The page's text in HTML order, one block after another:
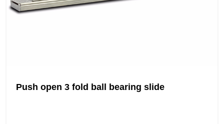
Push open 3 fold ball bearing slide